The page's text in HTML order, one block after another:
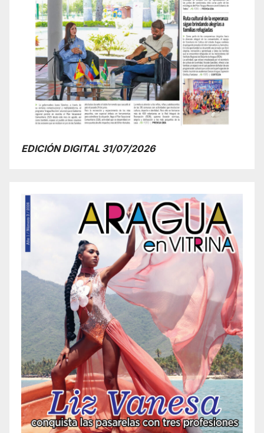
EDICIÓN DIGITAL 31/07/2026